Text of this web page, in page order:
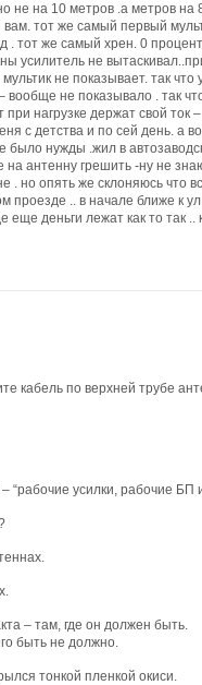
не на 10 метров .а метров на
вам. тот же самый первый
. тот же самый хрен. 0
усилитель не
не показывает. так что
вообще не показывало . так
нагрузке держат свой ток –
с детства и по сей день. а
было нужды .жил в
на антенну грешить -ну не
. но опять же склоняюсь что
проезде .. в начале ближе к
еще деньги лежат как то так ..
кабель по верхней трубе
“рабочие усилки, рабочие БП
– там, где он должен быть.
быть не должно.
тонкой пленкой окиси.